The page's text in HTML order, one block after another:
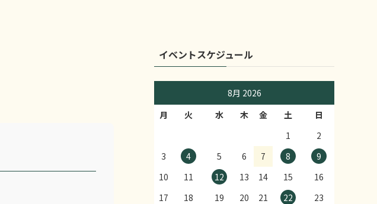
イベントスケジュール
8月 2026
月
火 水 木 金 土
日
1
2
3
4 5 6 7 8
9
10
11 12 13 14 15
16
17
18 19 20 21 22
23